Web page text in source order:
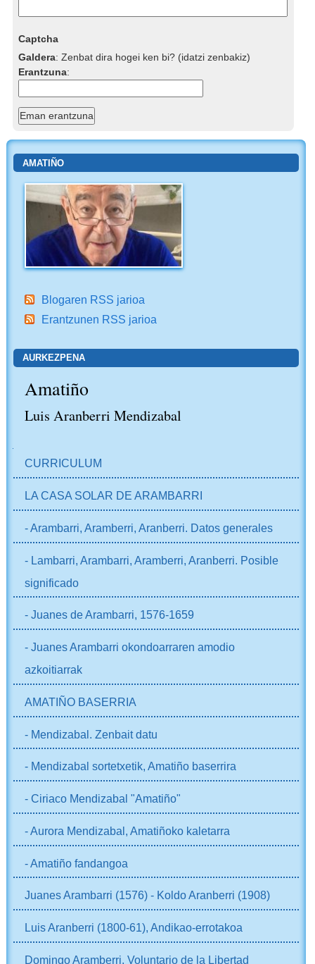
Captcha
Galdera:Zenbat dira hogei ken bi? (idatzi zenbakiz)
Erantzuna:
AMATIÑO
Blogaren RSS jarioa
Erantzunen RSS jarioa
AURKEZPENA
Amatiño
Luis Aranberri Mendizabal
CURRICULUM
LA CASA SOLAR DE ARAMBARRI
- Arambarri, Aramberri, Aranberri. Datos generales
- Lambarri, Arambarri, Aramberri, Aranberri. Posible
significado
- Juanes de Arambarri, 1576-1659
- Juanes Arambarri okondoarraren amodio
azkoitiarrak
AMATIÑO BASERRIA
- Mendizabal. Zenbait datu
- Mendizabal sortetxetik, Amatiño baserrira
- Ciriaco Mendizabal "Amatiño"
- Aurora Mendizabal, Amatiñoko kaletarra
- Amatiño fandangoa
Juanes Arambarri (1576) - Koldo Aranberri (1908)
Luis Aranberri (1800-61), Andikao-errotakoa
Domingo Aramberri, Voluntario de la Libertad